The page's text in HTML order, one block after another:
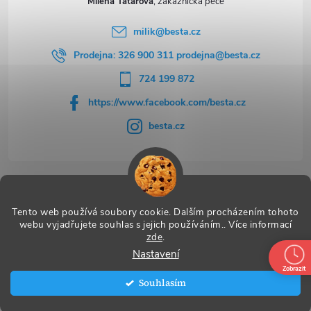
Tento web používá soubory cookie. Dalším procházením tohoto
webu vyjadřujete souhlas s jejich používáním.. Více informací
zde.
Nastavení
Souhlasím
milik@besta.cz
Prodejna: 326 900 311 prodejna@besta.cz
724 199 872
https://www.facebook.com/besta.cz
besta.cz
Užitečné odkazy
Vytvořil Shoptet Premium
BESTA. Všechna práva vyhrazena.
Zobrazit